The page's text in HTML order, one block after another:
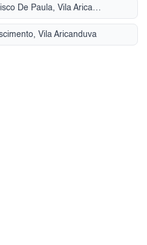
Rua Monsenhorua Francisco De Paula, Vila Aricanduva
Vila Aricanduva